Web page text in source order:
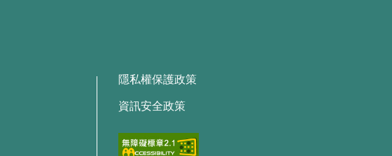
隱私權保護政策
資訊安全政策